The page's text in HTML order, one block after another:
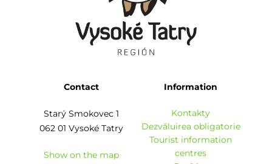
Contact
Starý Smokovec 1
062 01 Vysoké Tatry
Show on the map
Information
Kontakty
Dezvăluirea obligatorie
Tourist information
centres